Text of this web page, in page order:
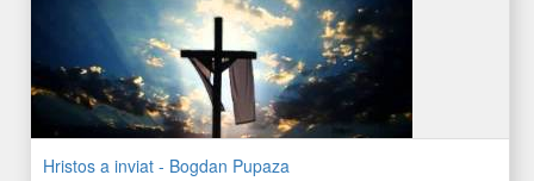
Hristos a inviat - Bogdan Pupaza